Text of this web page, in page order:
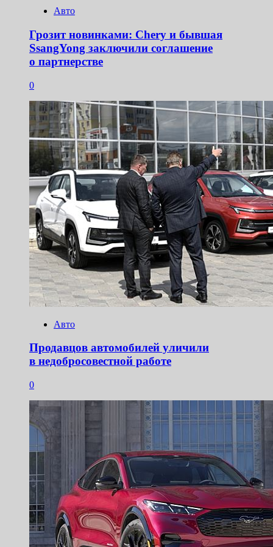
Авто
Грозит новинками: Chery и бывшая
SsangYong заключили соглашение
о партнерстве
0
Авто
Продавцов автомобилей уличили
в недобросовестной работе
0